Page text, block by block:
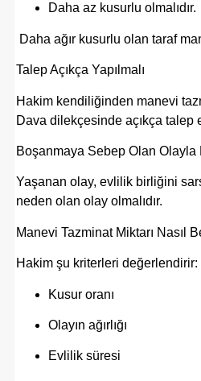
Daha az kusurlu olmalıdır.
Daha ağır kusurlu olan taraf
Talep Açıkça Yapılmalı
Hakim kendiliğinden manevi
Dava dilekçesinde açıkça talep
Boşanmaya Sebep Olan Olayla
Yaşanan olay, evlilik birliğini
neden olan olay olmalıdır.
Manevi Tazminat Miktarı Nasıl
Hakim şu kriterleri değerlendirir:
Kusur oranı
Olayın ağırlığı
Evlilik süresi